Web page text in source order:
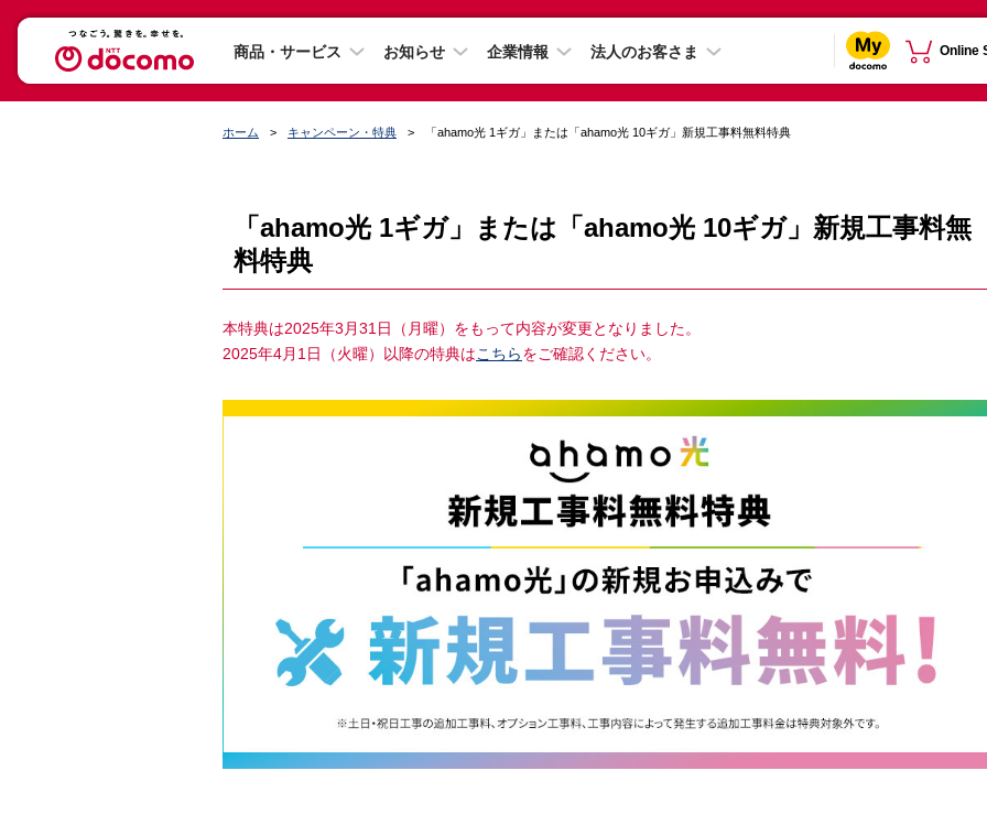
商品・サービス お知らせ 企業情報 法人のお客さま Online
ホーム キャンペーン・特典 「ahamo光 1ギガ」または「ahamo光 10ギガ」新規工事料無料特典
「ahamo光 1ギガ」または「ahamo光 10ギガ」新規工事料無
料特典
本特典は2025年3月31日（月曜）をもって内容が変更となりました。
2025年4月1日（火曜）以降の特典はこちらをご確認ください。